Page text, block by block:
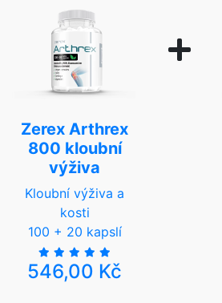
Zerex Arthrex
800 kloubní
výživa
Kloubní výživa a
kosti
100 + 20 kapslí
546,00 Kč